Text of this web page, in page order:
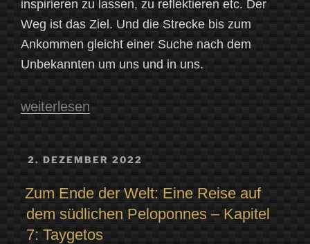
inspirieren zu lassen, zu reflektieren etc. Der
Weg ist das Ziel. Und die Strecke bis zum
Ankommen gleicht einer Suche nach dem
Unbekannten um uns und in uns.
„In
die
Welt“
weiterlesen
VERÖFFENTLICHT
2. DEZEMBER 2022
Zum Ende der Welt: Eine Reise auf
dem südlichen Peloponnes – Kapitel
7: Taygetos